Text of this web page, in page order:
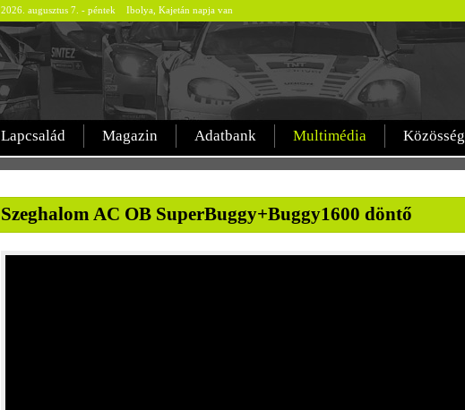
2026. augusztus 7. - péntek Ibolya, Kajetán napja van
Lapcsalád Magazin Adatbank Multimédia Közösség
Szeghalom AC OB SuperBuggy+Buggy1600 döntő